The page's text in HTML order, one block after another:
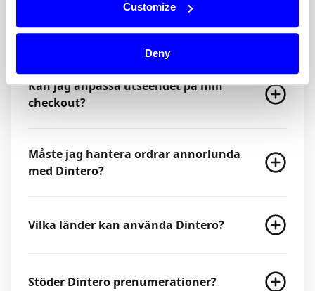
Customize
Deny
Hur länge är transaktioner giltiga
innan jag måste slutföra dem?
Kan jag anpassa utseendet på min
checkout?
Måste jag hantera ordrar annorlunda
med Dintero?
Vilka länder kan använda Dintero?
Stöder Dintero prenumerationer?